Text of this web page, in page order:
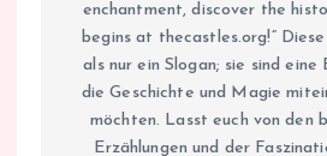
enchantment, discover the
begins at thecastles.org!“
als nur ein Slogan; sie sind eine
die Geschichte und Magie
möchten. Lasst euch von den
Erzählungen und der